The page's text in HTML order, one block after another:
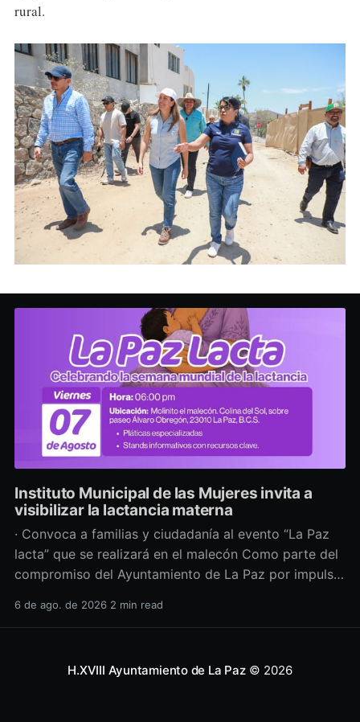
rural.
Instituto Municipal de las Mujeres invita a
visibilizar la lactancia materna
· Convoca a familias y ciudadanía al evento “La Paz
lacta” que se realizará en el malecón Como parte del
compromiso del Ayuntamiento de La Paz por impulsar
salud y los derechos de las mujeres, así como generar
6 de ago. de 2026 2 min read
H.XVIII Ayuntamiento de La Paz© 2026